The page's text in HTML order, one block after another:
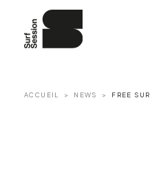
ACCUEIL NEWS FREE